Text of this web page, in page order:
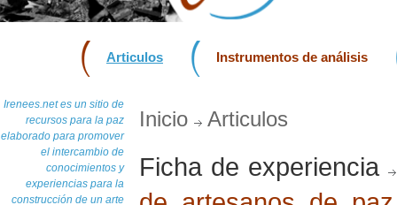
Articulos Instrumentos de análisis
Irenees.net es un sitio de
recursos para la paz
elaborado para promover
el intercambio de
conocimientos y
experiencias para la
construcción de un arte
Inicio Articulos
Ficha de experiencia